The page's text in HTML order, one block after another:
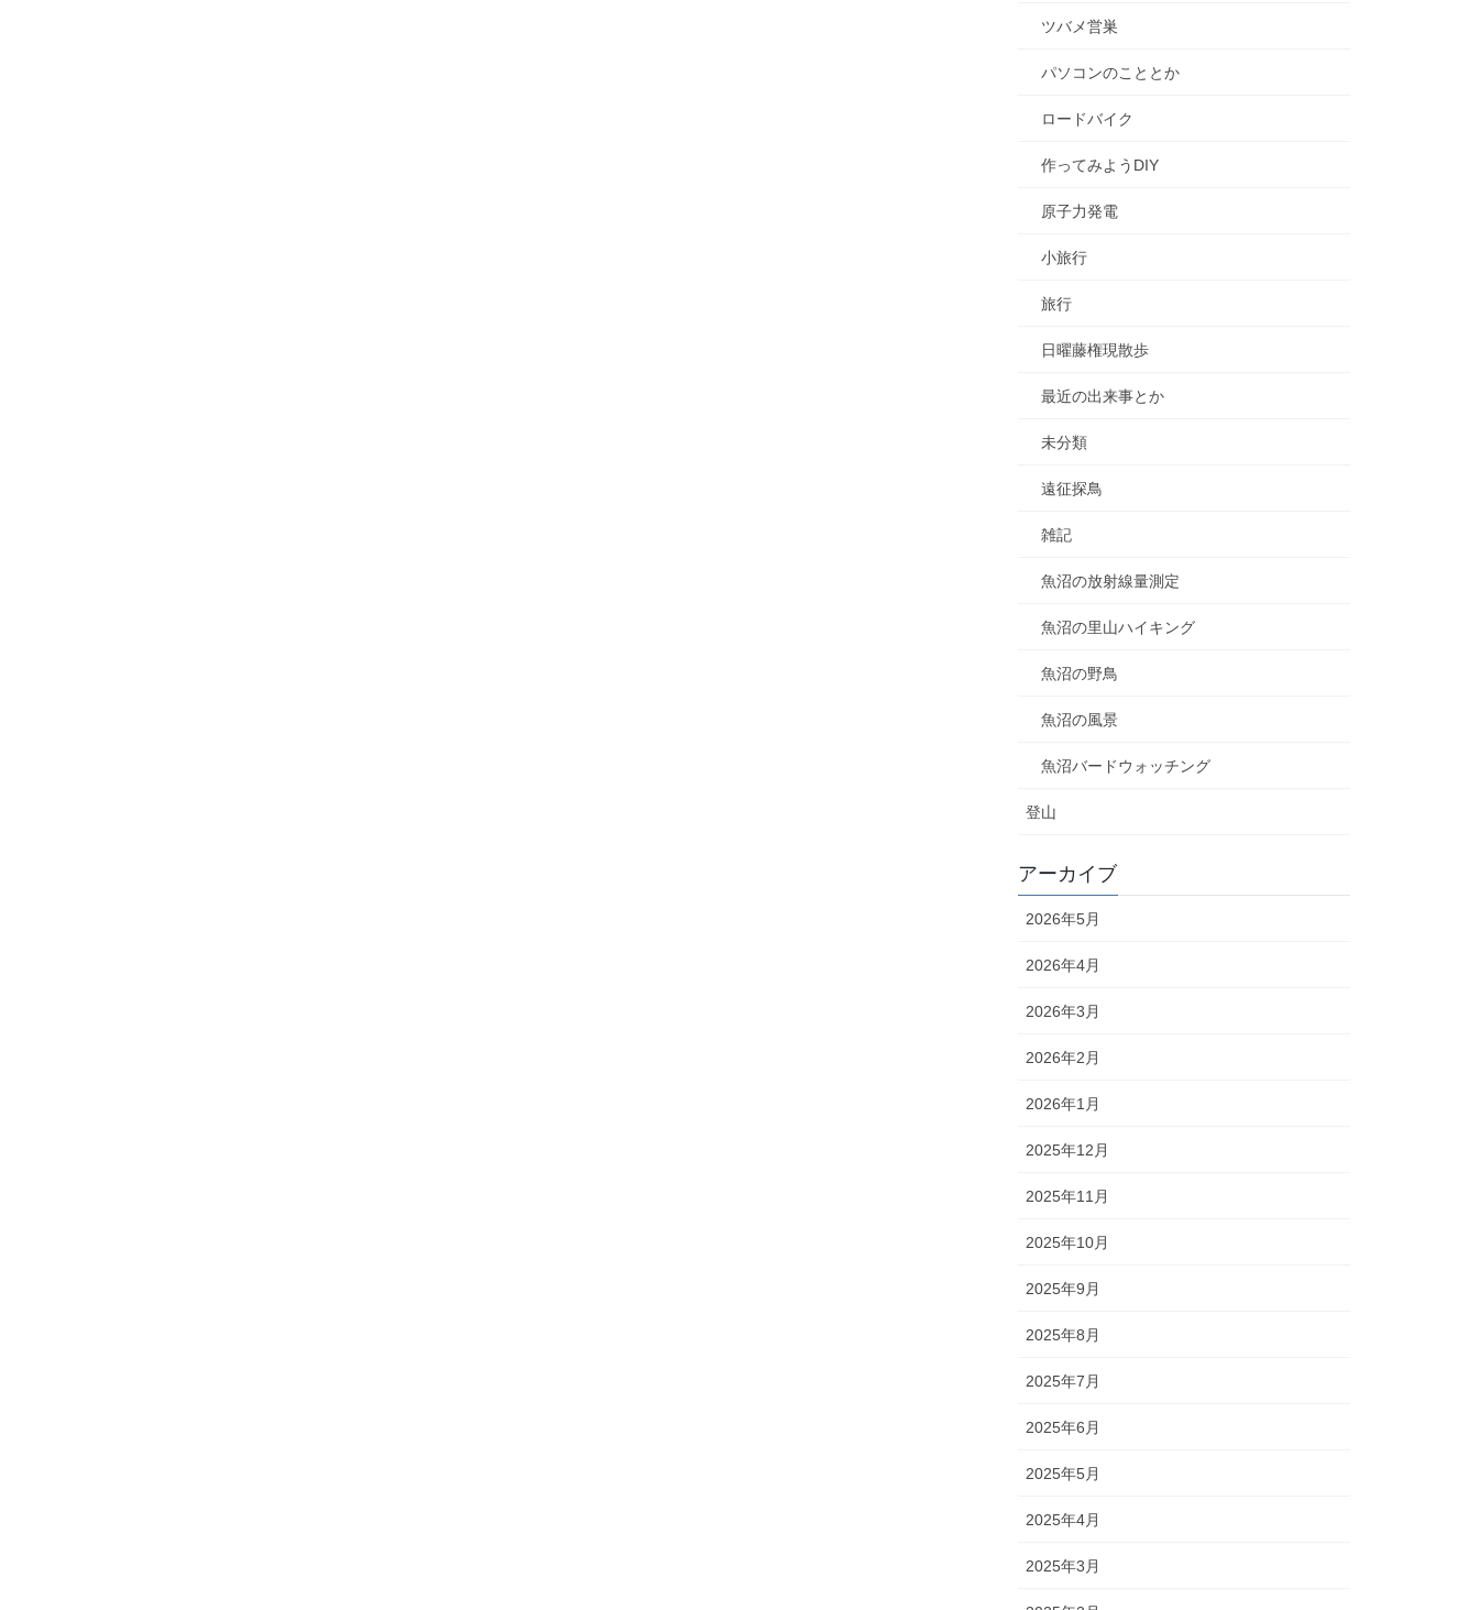
ツバメ営巣
パソコンのこととか
ロードバイク
作ってみようDIY
原子力発電
小旅行
旅行
日曜藤権現散歩
最近の出来事とか
未分類
遠征探鳥
雑記
魚沼の放射線量測定
魚沼の里山ハイキング
魚沼の野鳥
魚沼の風景
魚沼バードウォッチング
登山
アーカイブ
2026年5月
2026年4月
2026年3月
2026年2月
2026年1月
2025年12月
2025年11月
2025年10月
2025年9月
2025年8月
2025年7月
2025年6月
2025年5月
2025年4月
2025年3月